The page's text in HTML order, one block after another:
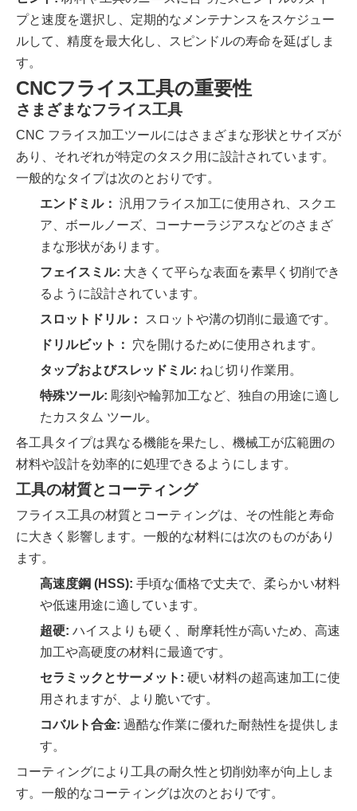
プと速度を選択し、定期的なメンテナンスをスケジュー
ルして、精度を最大化し、スピンドルの寿命を延ばしま
す。
CNCフライス工具の重要性
さまざまなフライス工具
CNC フライス加工ツールにはさまざまな形状とサイズが
あり、それぞれが特定のタスク用に設計されています。
一般的なタイプは次のとおりです。
エンドミル： 汎用フライス加工に使用され、スクエ
ア、ボールノーズ、コーナーラジアスなどのさまざ
まな形状があります。
フェイスミル: 大きくて平らな表面を素早く切削でき
るように設計されています。
スロットドリル：
スロットや溝の切削に最適です。
ドリルビット：
穴を開けるために使用されます。
タップおよびスレッドミル: ねじ切り作業用。
特殊ツール: 彫刻や輪郭加工など、独自の用途に適し
たカスタム ツール。
各工具タイプは異なる機能を果たし、機械工が広範囲の
材料や設計を効率的に処理できるようにします。
工具の材質とコーティング
フライス工具の材質とコーティングは、その性能と寿命
に大きく影響します。一般的な材料には次のものがあり
ます。
高速度鋼 (HSS): 手頃な価格で丈夫で、柔らかい材料
や低速用途に適しています。
超硬: ハイスよりも硬く、耐摩耗性が高いため、高速
加工や高硬度の材料に最適です。
セラミックとサーメット: 硬い材料の超高速加工に使
用されますが、より脆いです。
コバルト合金: 過酷な作業に優れた耐熱性を提供しま
す。
コーティングにより工具の耐久性と切削効率が向上しま
す。一般的なコーティングは次のとおりです。